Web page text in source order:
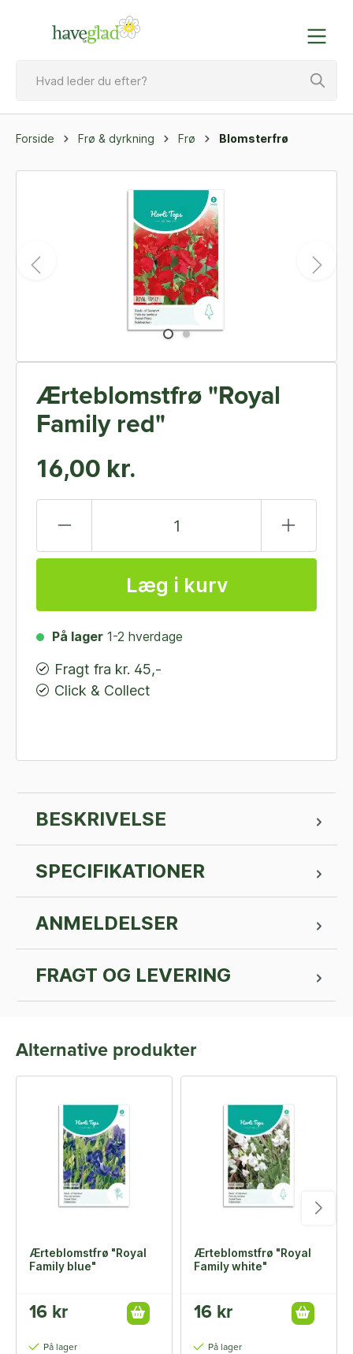
Forside Frø & dyrkning Frø Blomsterfrø
Ærteblomstfrø "Royal
Family red"
16,00 kr.
Læg i kurv
På lager 1-2 hverdage
Fragt fra kr. 45,-
Click & Collect
BESKRIVELSE
SPECIFIKATIONER
ANMELDELSER
FRAGT OG LEVERING
Alternative produkter
Ærteblomstfrø "Royal
Family blue"
16 kr
På lager
Ærteblomstfrø "Royal
Family white"
16 kr
På lager